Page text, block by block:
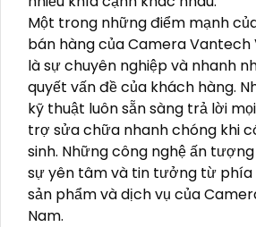
Một trong những điểm mạnh
bán hàng của Camera Vantech
là sự chuyên nghiệp và nhanh
quyết vấn đề của khách hàng.
kỹ thuật luôn sẵn sàng trả lời
trợ sửa chữa nhanh chóng khi
sinh. Những công nghệ ấn
sự yên tâm và tin tưởng từ phía
sản phẩm và dịch vụ của
Nam.